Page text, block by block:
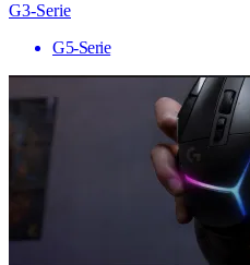
G3-Serie
G5-Serie